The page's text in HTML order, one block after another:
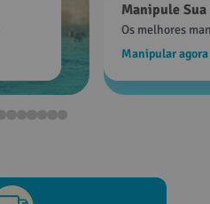
Manipule
Os melhores
Manipular agora